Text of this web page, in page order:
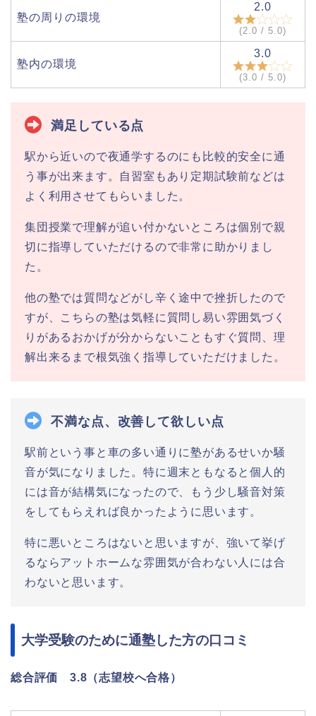
塾の周りの環境
2.0
(2.0 / 5.0)
塾内の環境
3.0
(3.0 / 5.0)
満足している点
駅から近いので夜通学するのにも比較的安全に通
う事が出来ます。自習室もあり定期試験前などは
よく利用させてもらいました。
集団授業で理解が追い付かないところは個別で親
切に指導していただけるので非常に助かりまし
た。
他の塾では質問などがし辛く途中で挫折したので
すが、こちらの塾は気軽に質問し易い雰囲気づく
りがあるおかげが分からないこともすぐ質問、理
解出来るまで根気強く指導していただけました。
不満な点、改善して欲しい点
駅前という事と車の多い通りに塾があるせいか騒
音が気になりました。特に週末ともなると個人的
には音が結構気になったので、もう少し騒音対策
をしてもらえれば良かったように思います。
特に悪いところはないと思いますが、強いて挙げ
るならアットホームな雰囲気が合わない人には合
わないと思います。
大学受験のために通塾した方の口コミ
総合評価 3.8（志望校へ合格）